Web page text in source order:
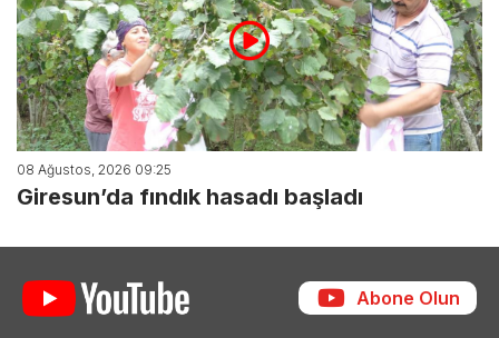
08 Ağustos, 2026 09:25
Giresun’da fındık hasadı başladı
Abone Olun